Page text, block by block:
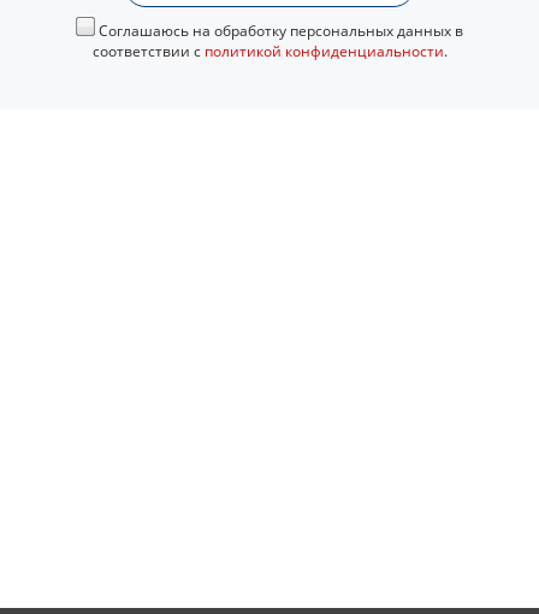
Соглашаюсь на обработку персональных данных в
соответствии с политикой конфиденциальности.